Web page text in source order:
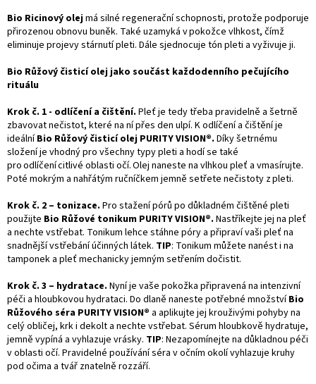
Bio Ricinový olejmá silné regenerační schopnosti, protože podporuje
přirozenou obnovu buněk. Také uzamyká v pokožce vlhkost, čímž
eliminuje projevy stárnutí pleti. Dále sjednocuje tón pleti a vyživuje ji.
Bio Růžový čisticí olej jako součást každodenního pečujícího
rituálu
Krok č. 1 - odlíčení a čištění. Pleť je tedy třeba pravidelně a šetrně
zbavovat nečistot, které na ní přes den ulpí. K odlíčení a čištění je
ideální Bio Růžový čisticí olej PURITY VISION®. Díky šetrnému
složení je vhodný pro všechny typy pleti a hodí se také
pro odlíčení citlivé oblasti očí. Olej naneste na vlhkou pleť a vmasírujte.
Poté mokrým a nahřátým ručníčkem jemně setřete nečistoty z pleti.
Krok č. 2 – tonizace. Pro stažení pórů po důkladném čištěné pleti
použijte Bio Růžové tonikum PURITY VISION®. Nastříkejte jej na pleť
a nechte vstřebat. Tonikum lehce stáhne póry a připraví vaši pleť na
snadnější vstřebání účinných látek. TIP: Tonikum můžete nanést i na
tamponek a pleť mechanicky jemným setřením dočistit.
Krok č. 3 – hydratace. Nyní je vaše pokožka připravená na intenzivní
péči a hloubkovou hydrataci. Do dlaně naneste potřebné množství Bio
Růžového séra PURITY VISION® a aplikujte jej krouživými pohyby na
celý obličej, krk i dekolt a nechte vstřebat. Sérum hloubkově hydratuje,
jemně vypíná a vyhlazuje vrásky. TIP: Nezapomínejte na důkladnou péči
v oblasti očí. Pravidelné používání séra v očním okolí vyhlazuje kruhy
pod očima a tvář znatelně rozzáří.